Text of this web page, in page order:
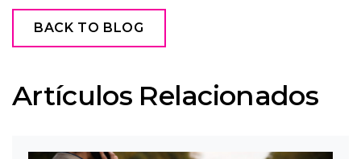
BACK TO BLOG
Artículos Relacionados